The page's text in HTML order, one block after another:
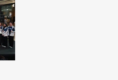
มและ
.) เป็น
ระดับ